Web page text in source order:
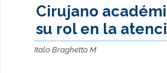
Cirujano
su rol en la
Italo Braghetto M